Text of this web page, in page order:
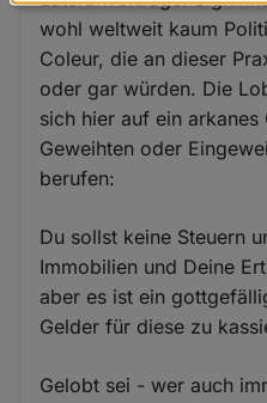
wohl weltweit kaum
Coleur, die an dieser
oder gar würden. Die
sich hier auf ein arkanes
Geweihten oder
berufen:
Du sollst keine Steuern
Immobilien und Deine
aber es ist ein
Gelder für diese zu
Gelobt sei - wer auch
Daten
und
Cookies